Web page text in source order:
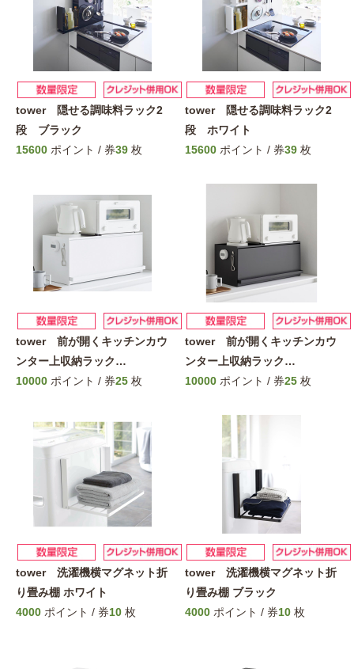
tower 隠せる調味料ラック2
段 ブラック
15600 ポイント / 券39 枚
tower 隠せる調味料ラック2
段 ホワイト
15600 ポイント / 券39 枚
tower 前が開くキッチンカウ
ンター上収納ラック…
10000 ポイント / 券25 枚
tower 前が開くキッチンカウ
ンター上収納ラック…
10000 ポイント / 券25 枚
tower 洗濯機横マグネット折
り畳み棚 ホワイト
4000 ポイント / 券10 枚
tower 洗濯機横マグネット折
り畳み棚 ブラック
4000 ポイント / 券10 枚